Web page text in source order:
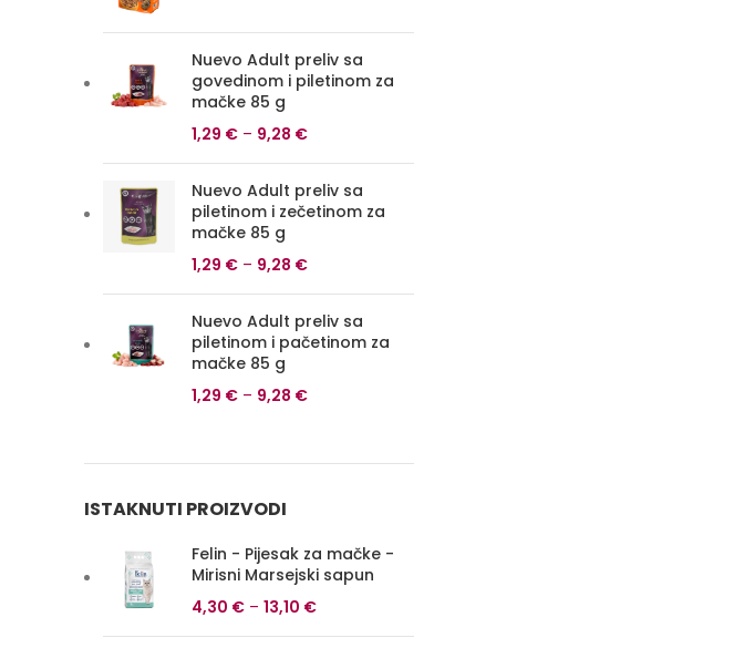
je
bila:
48,00 €.
je:
43,20 €.
Nuevo Adult preliv sa
govedinom i piletinom za
mačke 85 g
1,29 € – 9,28 €
Nuevo Adult preliv sa
piletinom i zečetinom za
mačke 85 g
1,29 € – 9,28 €
Nuevo Adult preliv sa
piletinom i pačetinom za
mačke 85 g
1,29 € – 9,28 €
ISTAKNUTI PROIZVODI
Felin - Pijesak za mačke -
Mirisni Marsejski sapun
4,30 € – 13,10 €